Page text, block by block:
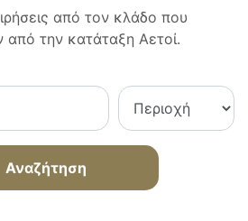
από τον κλάδο που
από την κατάταξη Αετοί.
Αναζήτηση